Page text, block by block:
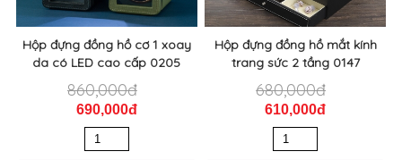
Hộp đựng đồng hồ cơ 1 xoay
da có LED cao cấp 0205
860,000đ
690,000đ
Hộp đựng đồng hồ mắt kính
trang sức 2 tầng 0147
680,000đ
610,000đ